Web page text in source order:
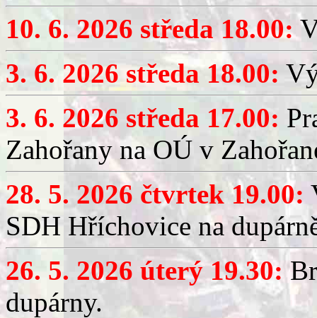
10. 6. 2026 středa 18.00:
3. 6. 2026 středa 18.00:
3. 6. 2026 středa 17.00:
Zahořany na OÚ v
28. 5. 2026 čtvrtek 19.00:
SDH Hříchovice na
26. 5. 2026 úterý 19.30:
dupárny.